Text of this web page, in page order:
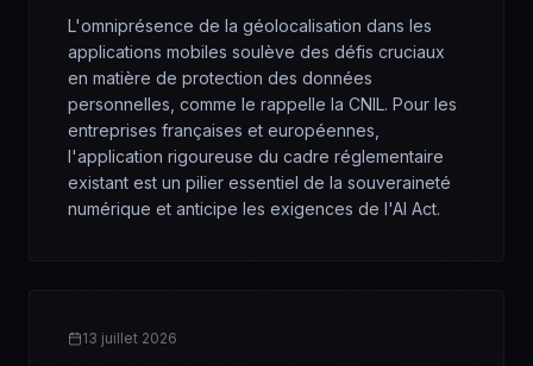
L'omniprésence de la géolocalisation dans les
applications mobiles soulève des défis cruciaux
en matière de protection des données
personnelles, comme le rappelle la CNIL. Pour les
entreprises françaises et européennes,
l'application rigoureuse du cadre réglementaire
existant est un pilier essentiel de la souveraineté
numérique et anticipe les exigences de l'AI Act.
13 juillet 2026